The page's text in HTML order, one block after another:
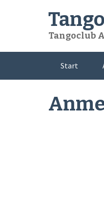
Tangoclub
Start